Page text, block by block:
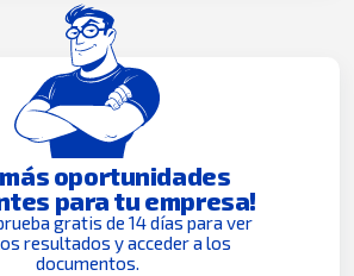
más oportunidades
para tu empresa!
gratis de 14 días para ver
resultados y acceder a los
documentos.